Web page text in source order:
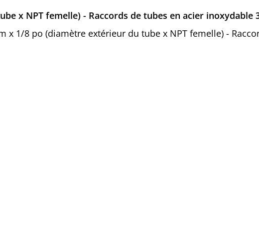
x NPT femelle) - Raccords de tubes en acier inoxydable
1/8 po (diamètre extérieur du tube x NPT femelle) -